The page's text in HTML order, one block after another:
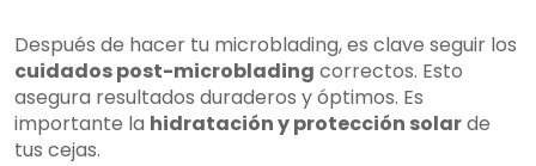
Después de hacer tu microblading, es clave seguir los
cuidados post-microblading correctos. Esto
asegura resultados duraderos y óptimos. Es
importante la hidratación y protección solarde
tus cejas.